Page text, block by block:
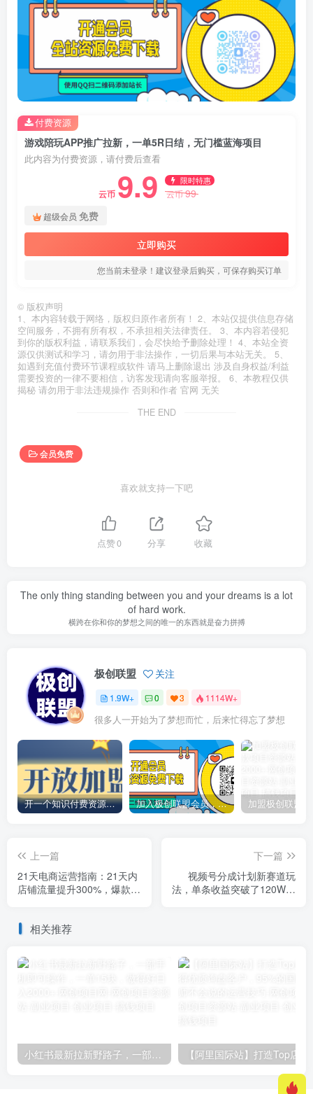
游戏陪玩APP推广拉新，一单5R日结，无门槛蓝海项目
此内容为付费资源，请付费后查看
云币 9.9 限时特惠
云币99
超级会员 免费
立即购买
您当前未登录！建议登录后购买，可保存购买订单
付费资源
© 版权声明
1、本内容转载于网络，版权归原作者所有！ 2、本站仅提供信息存储
空间服务，不拥有所有权，不承担相关法律责任。 3、本内容若侵犯
到你的版权利益，请联系我们，会尽快给予删除处理！ 4、本站全资
源仅供测试和学习，请勿用于非法操作，一切后果与本站无关。 5、
如遇到充值付费环节课程或软件 请马上删除退出 涉及自身权益/利益
需要投资的一律不要相信，访客发现请向客服举报。 6、本教程仅供
揭秘 请勿用于非法违规操作 否则和作者 官网 无关
THE END
会员免费
喜欢就支持一下吧
点赞0 分享 收藏
The only thing standing between you and your dreams is a lot
of hard work.
横跨在你和你的梦想之间的唯一的东西就是奋力拼搏
极创联盟 关注
1.9W+ 0 3 1114W+
很多人一开始为了梦想而忙，后来忙得忘了梦想
开一个知识付费资源网站，小白也能日入1000+ 加入极创联盟会员，全站资源免费学习。
上一篇
21天电商运营指南：21天内
店铺流量提升300%，爆款持
下一篇
视频号分成计划新赛道玩
法，单条收益突破了120W，
相关推荐